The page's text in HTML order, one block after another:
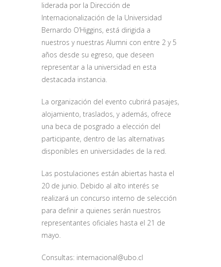
liderada por la Dirección de
Internacionalización de la Universidad
Bernardo O’Higgins, está dirigida a
nuestros y nuestras Alumni con entre 2 y 5
años desde su egreso, que deseen
representar a la universidad en esta
destacada instancia.
La organización del evento cubrirá pasajes,
alojamiento, traslados, y además, ofrece
una beca de posgrado a elección del
participante, dentro de las alternativas
disponibles en universidades de la red.
Las postulaciones están abiertas hasta el
20 de junio. Debido al alto interés se
realizará un concurso interno de selección
para definir a quienes serán nuestros
representantes oficiales hasta el 21 de
mayo.
Consultas: internacional@ubo.cl